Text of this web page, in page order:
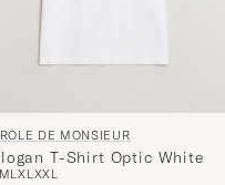
DE MONSIEUR
T-Shirt Optic White
MLXLXXL